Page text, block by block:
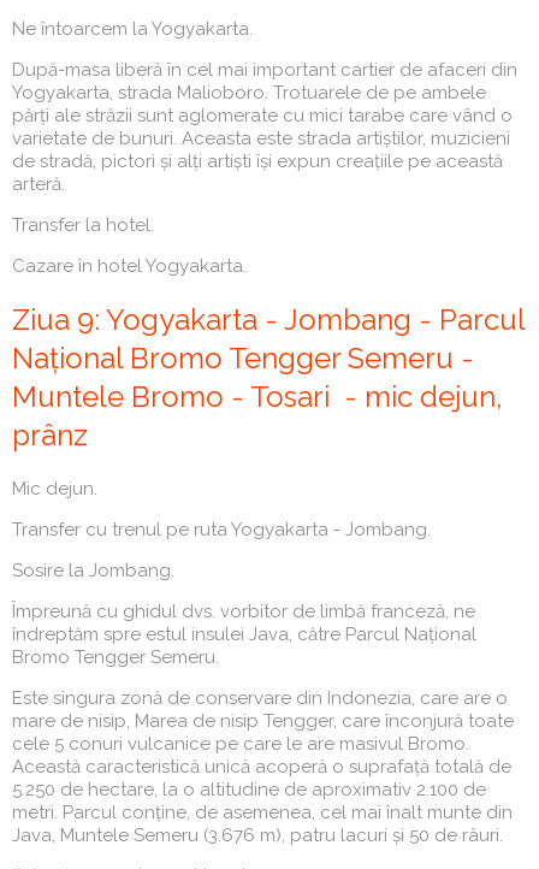
Ne întoarcem la Yogyakarta.
După-masa liberă în cel mai important cartier de afaceri din
Yogyakarta, strada Malioboro. Trotuarele de pe ambele
părți ale străzii sunt aglomerate cu mici tarabe care vând o
varietate de bunuri. Aceasta este strada artiștilor, muzicieni
de stradă, pictori și alți artiști își expun creațiile pe această
arteră.
Transfer la hotel.
Cazare în hotel Yogyakarta.
Ziua 9: Yogyakarta - Jombang - Parcul
Național Bromo Tengger Semeru -
Muntele Bromo - Tosari - mic dejun,
prânz
Mic dejun.
Transfer cu trenul pe ruta Yogyakarta - Jombang.
Sosire la Jombang.
Împreună cu ghidul dvs. vorbitor de limbă franceză, ne
îndreptăm spre estul insulei Java, către Parcul Național
Bromo Tengger Semeru.
Este singura zonă de conservare din Indonezia, care are o
mare de nisip, Marea de nisip Tengger, care înconjură toate
cele 5 conuri vulcanice pe care le are masivul Bromo.
Această caracteristică unică acoperă o suprafață totală de
5.250 de hectare, la o altitudine de aproximativ 2.100 de
metri. Parcul conține, de asemenea, cel mai înalt munte din
Java, Muntele Semeru (3.676 m), patru lacuri și 50 de râuri.